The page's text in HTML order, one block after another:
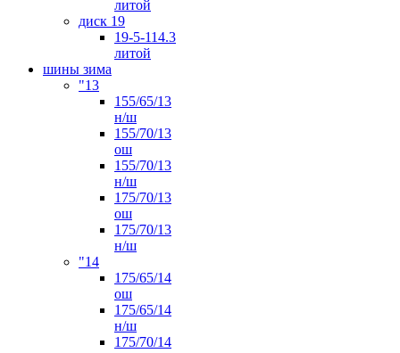
литой
диск 19
19-5-114.3
литой
шины зима
"13
155/65/13
н/ш
155/70/13
ош
155/70/13
н/ш
175/70/13
ош
175/70/13
н/ш
"14
175/65/14
ош
175/65/14
н/ш
175/70/14